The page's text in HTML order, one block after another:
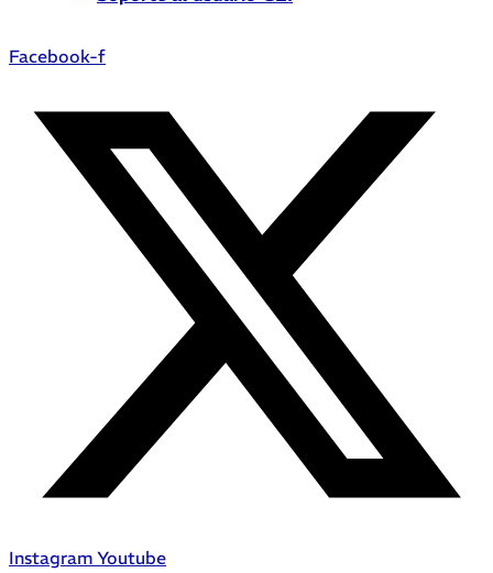
Facebook-f
Instagram Youtube